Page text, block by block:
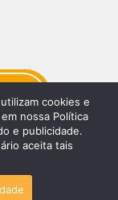
cookies e
nossa Política
e publicidade.
aceita tais